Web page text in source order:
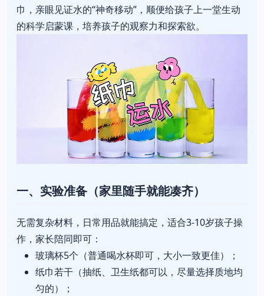
巾，亲眼见证水的“神奇移动”，顺便给孩子上一堂生动
的科学启蒙课，培养孩子的观察力和探索欲。
一、实验准备（家里随手就能凑齐）
无需复杂材料，日常用品就能搞定，适合3-10岁孩子操
作，家长陪同即可：
玻璃杯5个（普通喝水杯即可，大小一致更佳）；
纸巾若干（抽纸、卫生纸都可以，尽量选择质地均
匀的）；